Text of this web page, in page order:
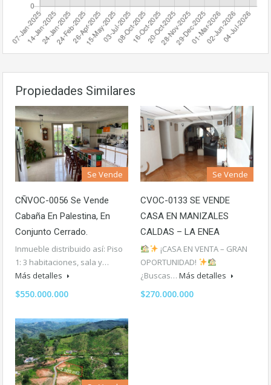
Propiedades Similares
Se Vende
CÑVOC-0056 Se Vende
Cabaña En Palestina, En
Conjunto Cerrado.
Inmueble distribuido así: Piso
1: 3 habitaciones, sala y…
Más detalles
$550.000.000
Se Vende
CVOC-0133 SE VENDE
CASA EN MANIZALES
CALDAS – LA ENEA
¡CASA EN VENTA – GRAN
OPORTUNIDAD!
¿Buscas… Más detalles
$270.000.000